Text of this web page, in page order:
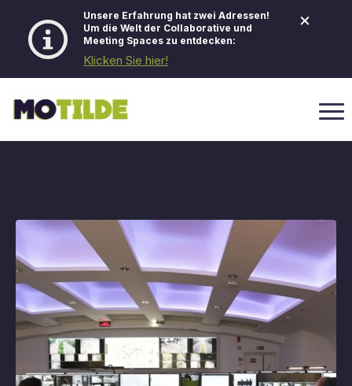
Unsere Erfahrung hat zwei Adressen!
Um die Welt der Collaborative und
Meeting Spaces zu entdecken:
Klicken Sie hier!
×